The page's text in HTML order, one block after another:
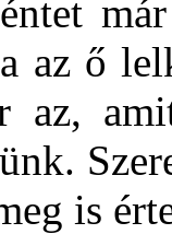
az ő
az,
is